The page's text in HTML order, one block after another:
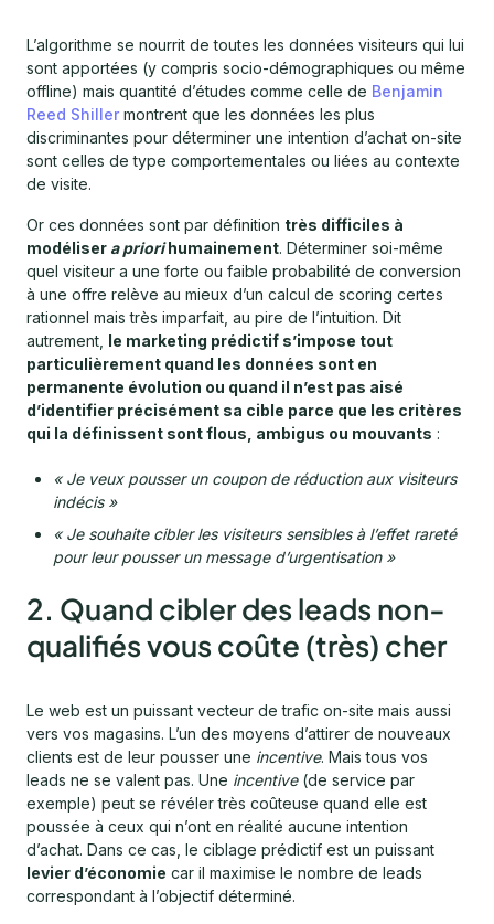
L’algorithme se nourrit de toutes les données visiteurs qui lui
sont apportées (y compris socio-démographiques ou même
offline) mais quantité d’études comme celle de Benjamin
Reed Shiller montrent que les données les plus
discriminantes pour déterminer une intention d’achat on-site
sont celles de type comportementales ou liées au contexte
de visite.
Or ces données sont par définition très difficiles à
modéliser a priorihumainement. Déterminer soi-même
quel visiteur a une forte ou faible probabilité de conversion
à une offre relève au mieux d’un calcul de scoring certes
rationnel mais très imparfait, au pire de l’intuition. Dit
autrement, le marketing prédictif s’impose tout
particulièrement quand les données sont en
permanente évolution ou quand il n’est pas aisé
d’identifier précisément sa cible parce que les critères
qui la définissent sont flous, ambigus ou mouvants :
« Je veux pousser un coupon de réduction aux visiteurs
indécis »
« Je souhaite cibler les visiteurs sensibles à l’effet rareté
pour leur pousser un message d’urgentisation »
2. Quand cibler des leads non-
qualifiés vous coûte (très) cher
Le web est un puissant vecteur de trafic on-site mais aussi
vers vos magasins. L’un des moyens d’attirer de nouveaux
clients est de leur pousser une incentive. Mais tous vos
leads ne se valent pas. Une incentive(de service par
exemple) peut se révéler très coûteuse quand elle est
poussée à ceux qui n’ont en réalité aucune intention
d’achat. Dans ce cas, le ciblage prédictif est un puissant
levier d’économie car il maximise le nombre de leads
correspondant à l’objectif déterminé.